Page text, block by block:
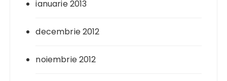
ianuarie 2013
decembrie 2012
noiembrie 2012